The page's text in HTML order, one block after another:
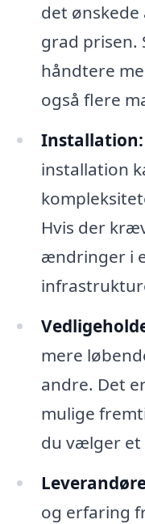
det
grad prisen.
håndtere
også flere
Installation:
installation
Hvis der
ændringer i
mere
andre. Det
mulige
du vælger
og erfaring